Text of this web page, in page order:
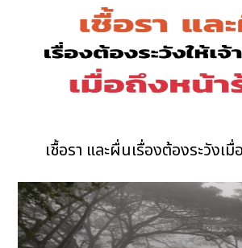
เชื้อรา และผื่นเรื่องต้องระวังเ